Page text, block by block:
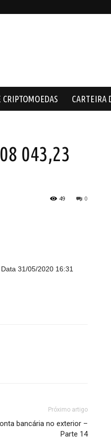
CRIPTOMOEDAS CARTEIRA
043,23
0
49
Data 31/05/2020 16:31
Próximo artigo
bancária no exterior –
Parte 14